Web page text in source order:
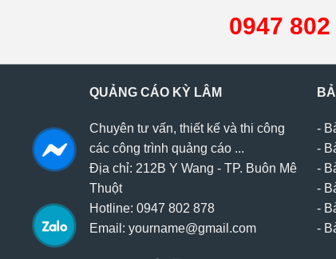
0947 802
QUẢNG CÁO KỲ LÂM
Chuyên tư vấn, thiết kế và thi công
các công trình quảng cáo ...
Địa chỉ: 212B Y Wang - TP. Buôn Mê
Thuột
Hotline: 0947 802 878
Email: yourname@gmail.com
-
-
-
-
-
-